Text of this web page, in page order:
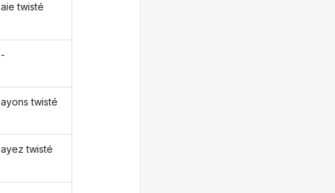
aie twisté
-
ayons twisté
ayez twisté